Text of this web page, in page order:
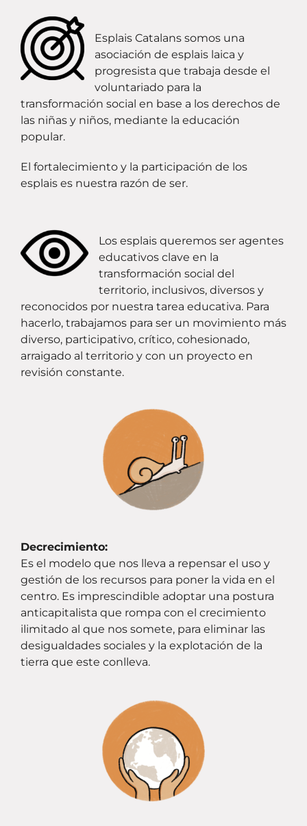
Esplais Catalans somos una
asociación de esplais laica y
progresista que trabaja desde el
voluntariado para la
transformación social en base a los derechos de
las niñas y niños, mediante la educación
popular.
El fortalecimiento y la participación de los
esplais es nuestra razón de ser.
Los esplais queremos ser agentes
educativos clave en la
transformación social del
territorio, inclusivos, diversos y
reconocidos por nuestra tarea educativa. Para
hacerlo, trabajamos para ser un movimiento más
diverso, participativo, crítico, cohesionado,
arraigado al territorio y con un proyecto en
revisión constante.
Decrecimiento:
Es el modelo que nos lleva a repensar el uso y
gestión de los recursos para poner la vida en el
centro. Es imprescindible adoptar una postura
anticapitalista que rompa con el crecimiento
ilimitado al que nos somete, para eliminar las
desigualdades sociales y la explotación de la
tierra que este conlleva.